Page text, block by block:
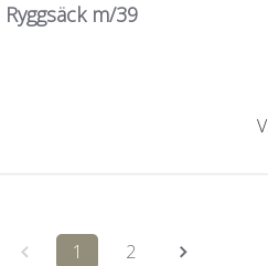
Ryggsäck m/39
1 2